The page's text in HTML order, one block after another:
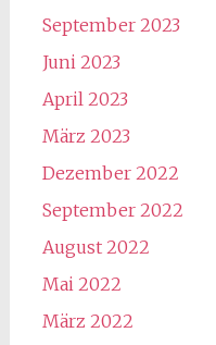
September 2023
Juni 2023
April 2023
März 2023
Dezember 2022
September 2022
August 2022
Mai 2022
März 2022